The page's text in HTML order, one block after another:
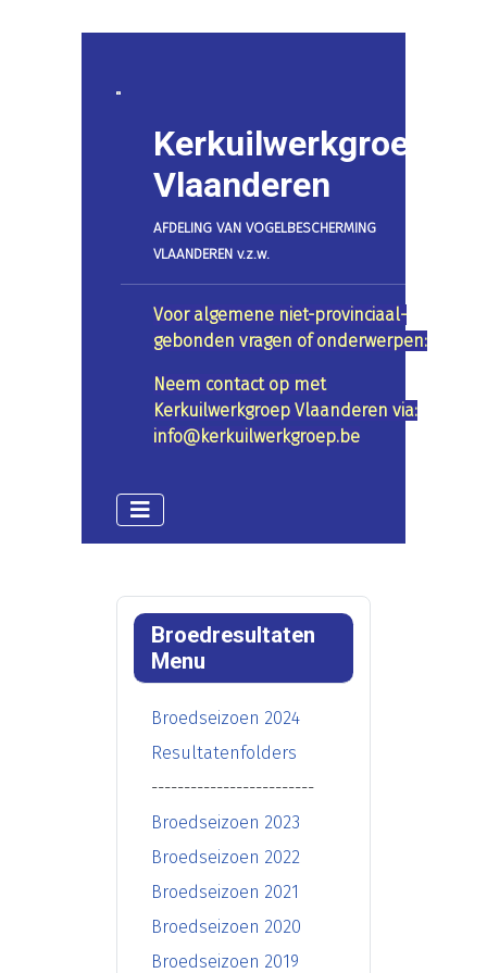
Kerkuilwerkgroep
Vlaanderen
AFDELING VAN VOGELBESCHERMING
VLAANDEREN v.z.w.
Voor algemene niet-provinciaal-
gebonden vragen of onderwerpen:
Neem contact op met
Kerkuilwerkgroep Vlaanderen via:
info@kerkuilwerkgroep.be
Broedresultaten
Menu
Broedseizoen 2024
Resultatenfolders
-------------------------
Broedseizoen 2023
Broedseizoen 2022
Broedseizoen 2021
Broedseizoen 2020
Broedseizoen 2019